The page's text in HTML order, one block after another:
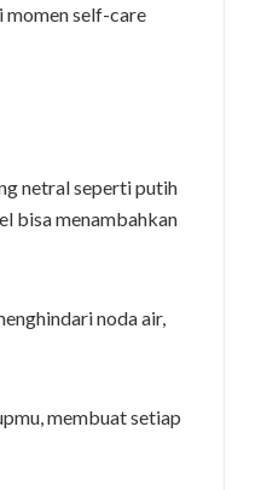
momen self-care
netral seperti putih
bisa menambahkan
noda air,
membuat setiap